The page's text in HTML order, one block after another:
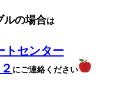
ルの場合は
トセンター
にご連絡ください